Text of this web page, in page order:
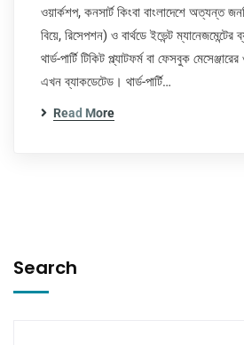
ওয়ার্কশপ, কনসার্ট কিংবা বাংলাদেশে অত্যন্ত
বিয়ে, রিসেপশন) ও বার্থডে ইভেন্ট
থার্ড-পার্টি টিকিট প্ল্যাটফর্ম বা ফেসবুক
এখন ব্যাকডেটেড। থার্ড-পার্টি…
Read More
Search